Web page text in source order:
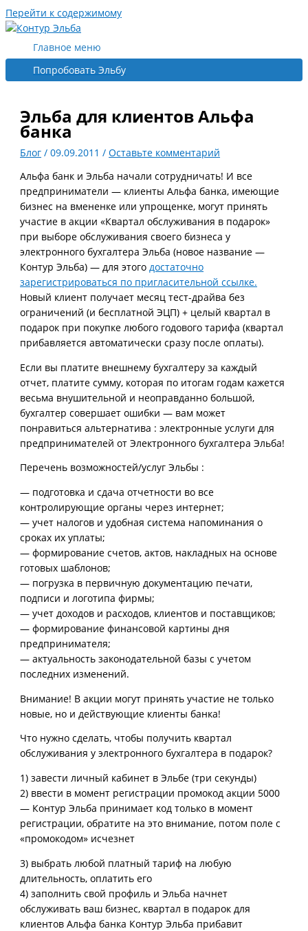
Перейти к содержимому
Главное меню
Попробовать Эльбу
Эльба для клиентов Альфа
банка
Блог /09.09.2011/Оставьте комментарий
Альфа банк и Эльба начали сотрудничать! И все
предприниматели — клиенты Альфа банка, имеющие
бизнес на вмененке или упрощенке, могут принять
участие в акции «Квартал обслуживания в подарок»
при выборе обслуживания своего бизнеса у
электронного бухгалтера Эльба (новое название —
Контур Эльба) — для этогодостаточно
зарегистрироваться по пригласительной ссылке.
Новый клиент получает месяц тест-драйва без
ограничений (и бесплатной ЭЦП) + целый квартал в
подарок при покупке любого годового тарифа (квартал
прибавляется автоматически сразу после оплаты).
Если вы платите внешнему бухгалтеру за каждый
отчет, платите сумму, которая по итогам годам кажется
весьма внушительной и неоправданно большой,
бухгалтер совершает ошибки — вам может
понравиться альтернатива : электронные услуги для
предпринимателей от Электронного бухгалтера Эльба!
Перечень возможностей/услуг Эльбы :
— подготовка и сдача отчетности во все
контролирующие органы через интернет;
— учет налогов и удобная система напоминания о
сроках их уплаты;
— формирование счетов, актов, накладных на основе
готовых шаблонов;
— погрузка в первичную документацию печати,
подписи и логотипа фирмы;
— учет доходов и расходов, клиентов и поставщиков;
— формирование финансовой картины дня
предпринимателя;
— актуальность законодательной базы с учетом
последних изменений.
Внимание! В акции могут принять участие не только
новые, но и действующие клиенты банка!
Что нужно сделать, чтобы получить квартал
обслуживания у электронного бухгалтера в подарок?
1) завести личный кабинет в Эльбе (три секунды)
2) ввести в момент регистрации промокод акции 5000
— Контур Эльба принимает код только в момент
регистрации, обратите на это внимание, потом поле с
«промокодом» исчезнет
3) выбрать любой платный тариф на любую
длительность, оплатить его
4) заполнить свой профиль и Эльба начнет
обслуживать ваш бизнес, квартал в подарок для
клиентов Альфа банка Контур Эльба прибавит